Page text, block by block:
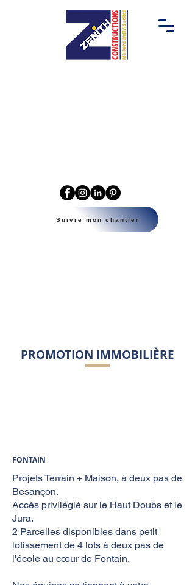
Suivre mon chantier
PROMOTION IMMOBILIÈRE
FONTAIN
Projets Terrain + Maison, à deux pas de
Besançon.
Accès privilégié sur le Haut Doubs et le
Jura.
2 Parcelles disponibles dans petit
lotissement de 4 lots à deux pas de
l'école au cœur de Fontain.​